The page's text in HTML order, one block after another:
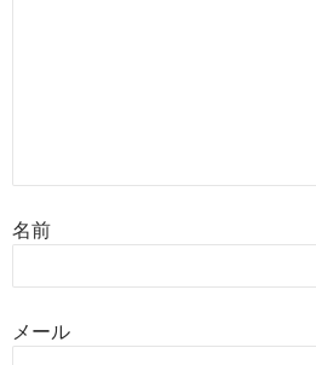
名前
メール